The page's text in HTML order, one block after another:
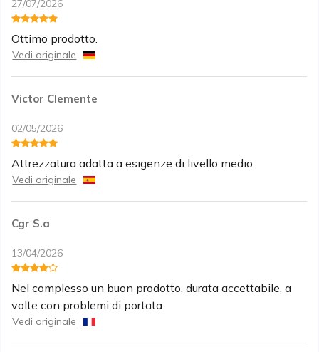
27/07/2026
Ottimo prodotto.
Vedi originale
Victor Clemente
02/05/2026
Attrezzatura adatta a esigenze di livello medio.
Vedi originale
Cgr S.a
13/04/2026
Nel complesso un buon prodotto, durata accettabile, a
volte con problemi di portata.
Vedi originale